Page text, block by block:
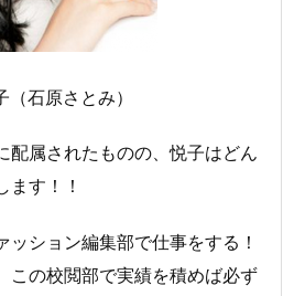
（石原さとみ）
配属されたものの、悦子はどん
ます！！
ッション編集部で仕事をする！
この校閲部で実績を積めば必ず